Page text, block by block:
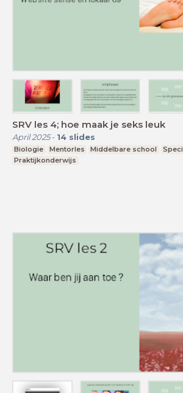
SRV les 4; hoe maak je seks leuk
April 2025- 14 slides
Biologie Mentorles Middelbare school
Praktijkonderwijs